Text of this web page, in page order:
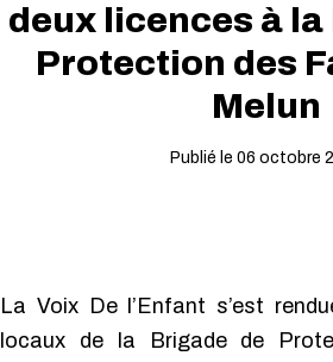
deux licences à
Protection des
Melun
Publié le 06 octobre
La Voix De l’Enfant s’est
locaux de la Brigade de